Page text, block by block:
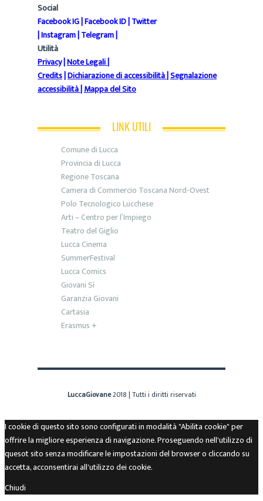
Social
Facebook IG|Facebook ID|Twitter
|Instagram|Telegram|
Utilità
Privacy|Note Legali|
Credits|Dichiarazione di accessibilità|Segnalazione
accessibilità|Mappa del Sito
LINK UTILI
Comune di Lucca
Provincia di Lucca
Regione Toscana
Camera di Commercio Toscana Nord-Ovest
Polo Tecnologico Lucchese
Arti – Centro per l’Impiego
Teatro del Giglio
Lucca Cinema
SummerFestival
Lucca Comics
Giovani Sì
Garanzia Giovani
Cartasia
Erasmus +
LuccaGiovane2018 | Tutti i diritti riservati
I cookie di questo sito sono configurati in modalità "Abilita cookie" per
offrire la migliore esperienza di navigazione. Proseguendo nell'utilizzo di
quesot sito senza modificare le impostazioni del browser o cliccando su
accetta, acconsentirai all'utilizzo dei cookie.
Chiudi